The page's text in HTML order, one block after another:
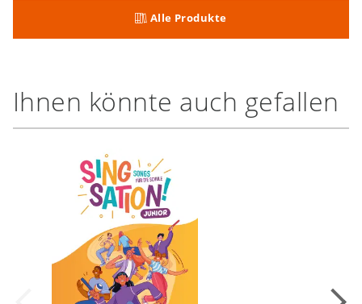
Alle Produkte
Ihnen könnte auch gefallen